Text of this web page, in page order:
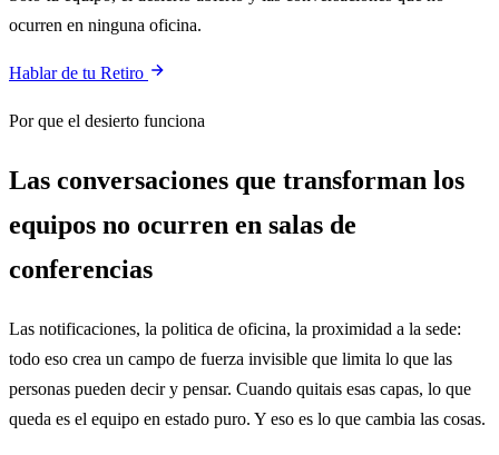
ocurren en ninguna oficina.
Hablar de tu Retiro
Por que el desierto funciona
Las conversaciones que transforman los
equipos no ocurren en salas de
conferencias
Las notificaciones, la politica de oficina, la proximidad a la sede:
todo eso crea un campo de fuerza invisible que limita lo que las
personas pueden decir y pensar. Cuando quitais esas capas, lo que
queda es el equipo en estado puro. Y eso es lo que cambia las cosas.